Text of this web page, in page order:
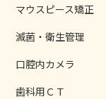
マウスピース矯正
滅菌・衛生管理
口腔内カメラ
歯科用ＣＴ